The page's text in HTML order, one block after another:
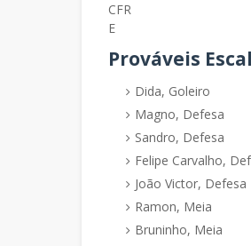
CFR
E
Prováveis
Dida, Goleiro
Magno, Defesa
Sandro, Defesa
Felipe Carvalho,
João Victor, Defesa
Ramon, Meia
Bruninho, Meia